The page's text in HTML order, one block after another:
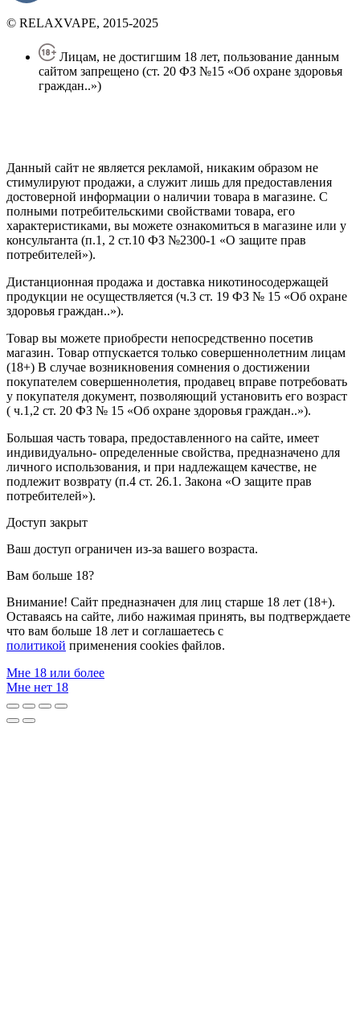
© RELAXVAPE, 2015-2025
Лицам, не достигшим 18 лет, пользование данным
сайтом запрещено (ст. 20 ФЗ №15 «Об охране здоровья
граждан..»)
Данный сайт не является рекламой, никаким образом не
стимулируют продажи, а служит лишь для предоставления
достоверной информации о наличии товара в магазине. С
полными потребительскими свойствами товара, его
характеристиками, вы можете ознакомиться в магазине или у
консультанта (п.1, 2 ст.10 ФЗ №2300-1 «О защите прав
потребителей»).
Дистанционная продажа и доставка никотиносодержащей
продукции не осуществляется (ч.3 ст. 19 ФЗ № 15 «Об охране
здоровья граждан..»).
Товар вы можете приобрести непосредственно посетив
магазин. Товар отпускается только совершеннолетним лицам
(18+) В случае возникновения сомнения о достижении
покупателем совершеннолетия, продавец вправе потребовать
у покупателя документ, позволяющий установить его возраст
( ч.1,2 ст. 20 ФЗ № 15 «Об охране здоровья граждан..»).
Большая часть товара, предоставленного на сайте, имеет
индивидуально- определенные свойства, предназначено для
личного использования, и при надлежащем качестве, не
подлежит возврату (п.4 ст. 26.1. Закона «О защите прав
потребителей»).
Доступ закрыт
Ваш доступ ограничен из-за вашего возраста.
Вам больше 18?
Внимание! Сайт предназначен для лиц старше 18 лет (18+).
Оставаясь на сайте, либо нажимая принять, вы подтверждаете
что вам больше 18 лет и соглашаетесь с
политикой применения cookies файлов.
Мне 18 или более
Мне нет 18